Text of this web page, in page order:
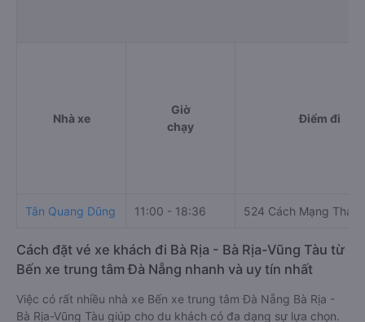
Nhà xe
Giờ
chạy
Điểm đi
Tân Quang Dũng 11:00 - 18:36 524 Cách Mạng
Cách đặt vé xe khách đi Bà Rịa - Bà Rịa-Vũng Tàu từ
Bến xe trung tâm Đà Nẵng nhanh và uy tín nhất
Việc có rất nhiều nhà xe Bến xe trung tâm Đà Nẵng Bà Rịa -
Bà Rịa-Vũng Tàu giúp cho du khách có đa dạng sự lựa chọn.